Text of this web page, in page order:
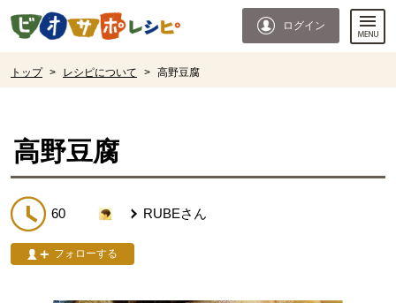
ページの先頭です。
ログイン
トップ > レシピについて > 高野豆腐
高野豆腐
60 RUBEさん
フォローする